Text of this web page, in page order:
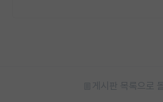
게시판 목록으로